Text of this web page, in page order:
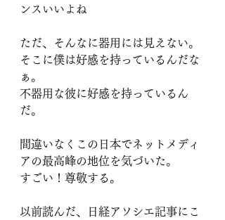
ンスいいよね
ただ、そんなに器用には見えない。
そこに僕は好感を持っているんだな
ぁ。
不器用な彼に好感を持っているん
だ。
間違いなくこの日本でネットメディ
アの最高峰の地位を気づいた。
すごい！尊敬する。
以前読んだ、日経アソシエ記事にこ